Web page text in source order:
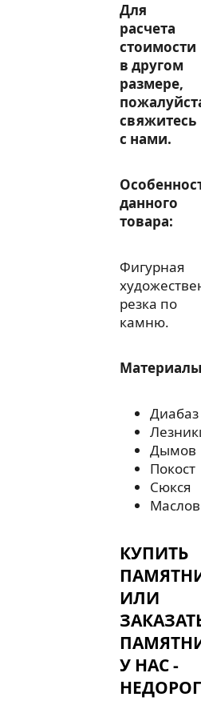
Для
расчета
стоимости
в другом
размере,
свяжитесь
с нами.
данного
товара:
Фигурная
резка по
камню.
Диабаз
Дымов
Покост
Сюкся
КУПИТЬ
ИЛИ
У НАС -